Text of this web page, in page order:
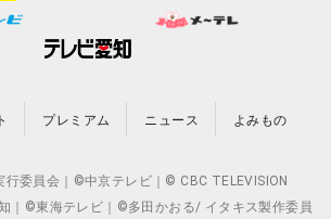
プレミアム ニュース よみもの
委員会｜©中京テレビ｜© CBC TELEVISION
｜©東海テレビ｜©多田かおる/ イタキス製作委員